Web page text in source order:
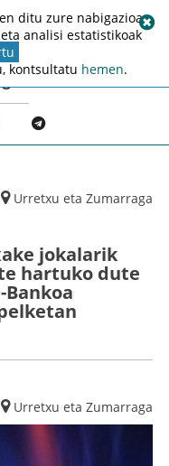
Urretxu eta Zumarraga
jokalarik
hartuko dute
Bankoa
Urretxu eta Zumarraga
ditu zure nabigazioa
analisi estatistikoak
kontsultatu hemen.